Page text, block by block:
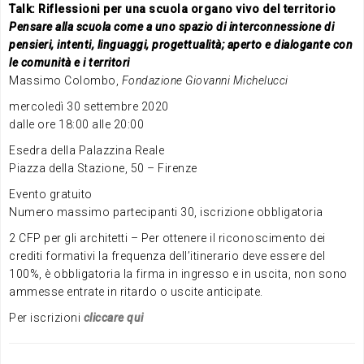
Talk: Riflessioni per una scuola organo vivo del territorio
Pensare alla scuola come a uno spazio di interconnessione di
pensieri, intenti, linguaggi, progettualità; aperto e dialogante con
le comunità e i territori
Massimo Colombo, Fondazione Giovanni Michelucci
mercoledì 30 settembre 2020
dalle ore 18:00 alle 20:00
Esedra della Palazzina Reale
Piazza della Stazione, 50 – Firenze
Evento gratuito
Numero massimo partecipanti 30, iscrizione obbligatoria
2 CFP per gli architetti – Per ottenere il riconoscimento dei
crediti formativi la frequenza dell’itinerario deve essere del
100%, è obbligatoria la firma in ingresso e in uscita, non sono
ammesse entrate in ritardo o uscite anticipate.
Per iscrizioni cliccare qui